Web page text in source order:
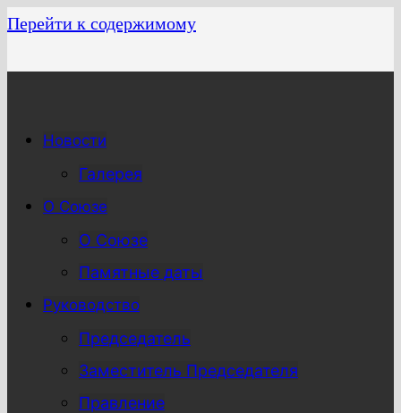
Перейти к содержимому
Новости
Галерея
О Союзе
О Союзе
Памятные даты
Руководство
Председатель
Заместитель Председателя
Правление